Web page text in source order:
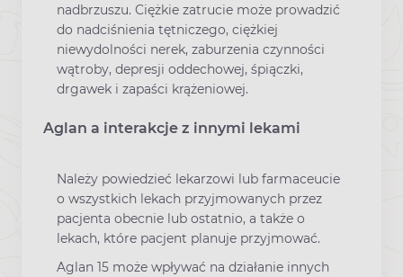
nadbrzuszu. Ciężkie zatrucie może prowadzić
do nadciśnienia tętniczego, ciężkiej
niewydolności nerek, zaburzenia czynności
wątroby, depresji oddechowej, śpiączki,
drgawek i zapaści krążeniowej.
Aglan a interakcje z innymi lekami
Należy powiedzieć lekarzowi lub farmaceucie
o wszystkich lekach przyjmowanych przez
pacjenta obecnie lub ostatnio, a także o
lekach, które pacjent planuje przyjmować.
Aglan 15 może wpływać na działanie innych